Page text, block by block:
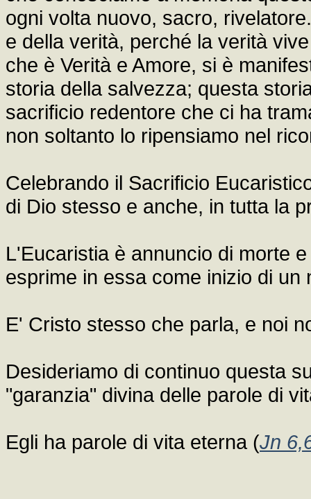
ogni volta nuovo, sacro,
e della verità, perché la verità
che è Verità e Amore, si è
storia della salvezza; questa
sacrificio redentore che ci ha
non soltanto lo ripensiamo nel
Celebrando il Sacrificio
di Dio stesso e anche, in tutta la
L'Eucaristia è annuncio di morte
esprime in essa come inizio di
E' Cristo stesso che parla, e noi
Desideriamo di continuo questa
"garanzia" divina delle parole di
Egli ha parole di vita eterna (Jn